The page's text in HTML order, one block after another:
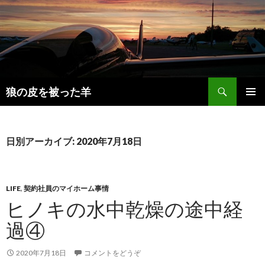
狼の皮を被った羊
検
索
ン
動
日別アーカイブ: 2020年7月18日
LIFE, 契約社員のマイホーム事情
ヒノキの水中乾燥の途中経
過④
2020年7月18日 コメントをどうぞ